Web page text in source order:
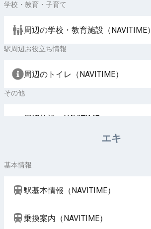
学校・教育・子育て
周辺の学校・教育施設（NAVITIME）
駅周辺お役立ち情報
周辺のトイレ（NAVITIME）
その他
周辺施設（NAVITIME）
エキ
基本情報
駅基本情報（NAVITIME）
乗換案内（NAVITIME）